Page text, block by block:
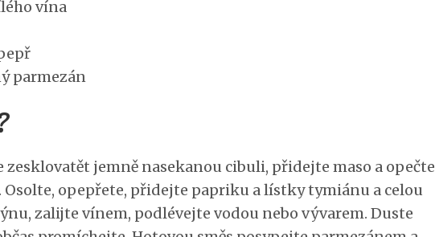
vína
parmezán
zesklovatět jemně nasekanou cibuli, přidejte maso a opečte
Osolte, opepřete, přidejte papriku a lístky tymiánu a celou
zalijte vínem, podlévejte vodou nebo vývarem. Duste